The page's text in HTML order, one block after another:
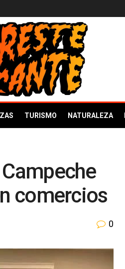
TURISMO NATURALEZA
comercios
0